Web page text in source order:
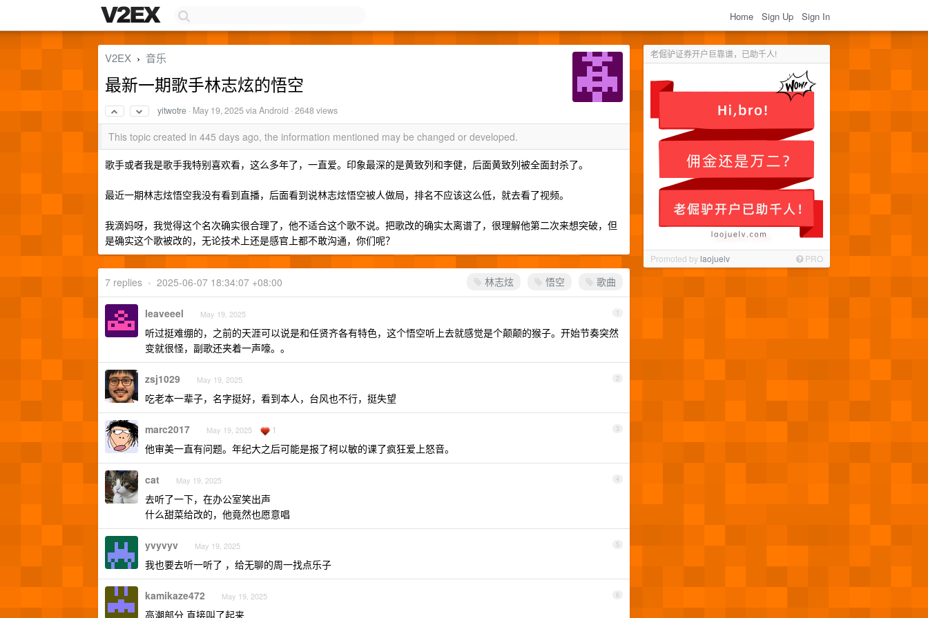
Home Sign Up Sign In
老倔驴证券开户巨靠谱，已助千人!
Promoted bylaojuelv PRO
V2EX › 音乐
最新一期歌手林志炫的悟空
yitwotre · May 19, 2025via Android · 2648 views
This topic created in 445 days ago, the information mentioned may be changed or developed.
歌手或者我是歌手我特别喜欢看，这么多年了，一直爱。印象最深的是黄致列和李健，后面黄致列被全面封杀了。
最近一期林志炫悟空我没有看到直播，后面看到说林志炫悟空被人做局，排名不应该这么低，就去看了视频。
我滴妈呀，我觉得这个名次确实很合理了，他不适合这个歌不说。把歌改的确实太离谱了，很理解他第二次来想突破，但
是确实这个歌被改的，无论技术上还是感官上都不敢沟通，你们呢？
林志炫 悟空 歌曲
7 replies • 2025-06-07 18:34:07 +08:00
1
leaveeel May 19, 2025
听过挺难绷的，之前的天涯可以说是和任贤齐各有特色，这个悟空听上去就感觉是个颠颠的猴子。开始节奏突然
变就很怪，副歌还夹着一声嚎。。
2
zsj1029 May 19, 2025
吃老本一辈子，名字挺好，看到本人，台风也不行，挺失望
3
marc2017 May 19, 2025 1
他审美一直有问题。年纪大之后可能是报了柯以敏的课了疯狂爱上怒音。
4
cat May 19, 2025
去听了一下，在办公室笑出声
什么甜菜给改的，他竟然也愿意唱
5
yvyvyv May 19, 2025
我也要去听一听了 ，给无聊的周一找点乐子
6
kamikaze472 May 19, 2025
高潮部分 直接叫了起来